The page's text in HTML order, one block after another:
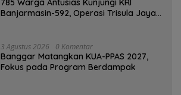
785 Warga Antusias Kunjungi KRI
Banjarmasin-592, Operasi Trisula Jaya
3 Agustus 2026 0 Komentar
‎Banggar Matangkan KUA-PPAS 2027,
Fokus pada Program Berdampak